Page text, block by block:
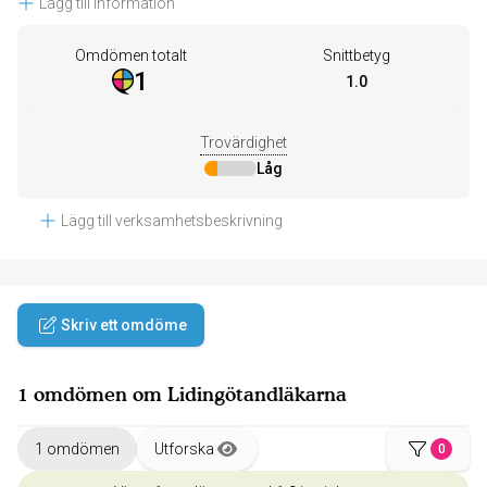
Omdömen totalt
1
Snittbetyg
1.0
Trovärdighet
Låg
Lägg till verksamhetsbeskrivning
Skriv ett omdöme
1 omdömen om Lidingötandläkarna
1 omdömen Utforska 0